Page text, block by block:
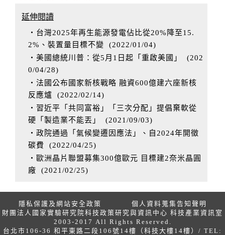
延伸閱讀
‧台灣2025年再生能源發電佔比從20%降至15.
2%、裝置量目標不變 (2022/01/04)
‧美國總統川普：從5月1日起「重啟美國」
(202
0/04/28)
‧法國公布國家新核戰略 融資600億建六座新核
反應爐
(2022/02/14)
‧習近平「共同富裕」「三次分配」提倡棄軟從
硬「製造業不能丟」
(2021/09/03)
‧政院通過「氣候變遷因應法」、自2024年開徵
碳費
(2022/04/25)
‧歐洲晶片聯盟募集300億歐元 目標建2奈米晶圓
廠 (2021/02/25)
隱私保護及網站安全政策
個人資料蒐集告知聲明
財團法人國家實驗研究院科技政策研究與資訊中心 科技產業資訊室
2003-2017 All Rights Reserved.
台北市106-36 和平東路二段106號14樓（科技大樓14樓）/ TEL: